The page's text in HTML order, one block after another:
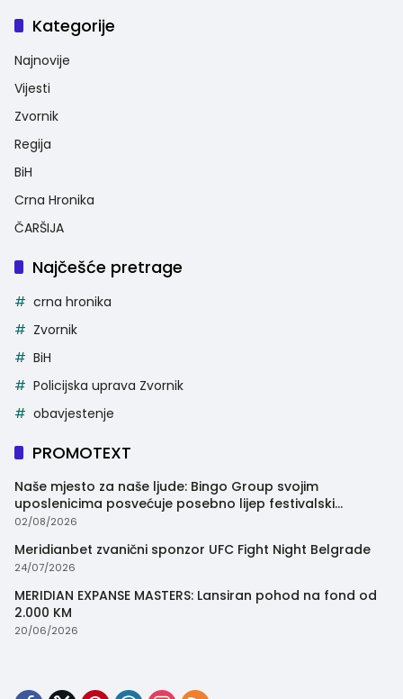
Kategorije
Najnovije
Vijesti
Zvornik
Regija
BiH
Crna Hronika
ČARŠIJA
Najčešće pretrage
crna hronika
Zvornik
BiH
Policijska uprava Zvornik
obavjestenje
PROMOTEXT
Naše mjesto za naše ljude: Bingo Group svojim
uposlenicima posvećuje posebno lijep festivalski
trenutak
02/08/2026
Meridianbet zvanični sponzor UFC Fight Night Belgrade
24/07/2026
MERIDIAN EXPANSE MASTERS: Lansiran pohod na fond od
2.000 KM
20/06/2026